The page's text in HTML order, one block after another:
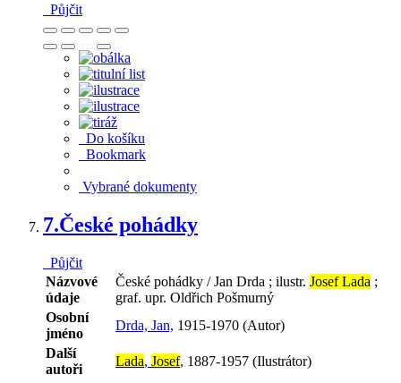
Půjčit
Do košíku
Bookmark
Vybrané dokumenty
7.České pohádky
Půjčit
Názvové
údaje
České pohádky / Jan Drda ; ilustr. Josef Lada ;
graf. upr. Oldřich Pošmurný
Osobní
jméno
Drda, Jan, 1915-1970 (Autor)
Další
autoři
Lada, Josef, 1887-1957 (Ilustrátor)